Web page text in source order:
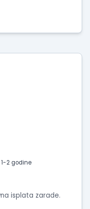
2 godine
isplata zarade.